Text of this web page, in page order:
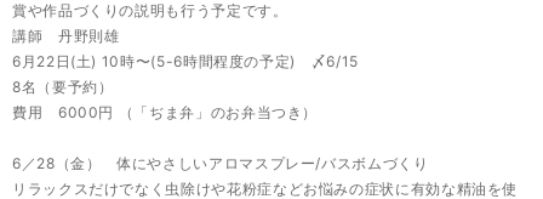
賞や作品づくりの説明も行う予定です。
講師 丹野則雄
6月22日(土) 10時〜(5-6時間程度の予定) 〆6/15
8名（要予約）
費用 6000円 （「ぢま弁」のお弁当つき）
6／28（金） 体にやさしいアロマスプレー/バスボムづくり
リラックスだけでなく虫除けや花粉症などお悩みの症状に有効な精油を使